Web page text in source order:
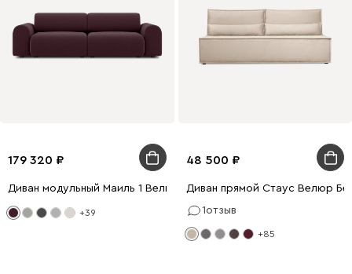
179 320
Диван модульный Маиль 1 Велюр Бордовый
+39
48 500
Диван прямой Стаус Велюр
1отзыв
+85